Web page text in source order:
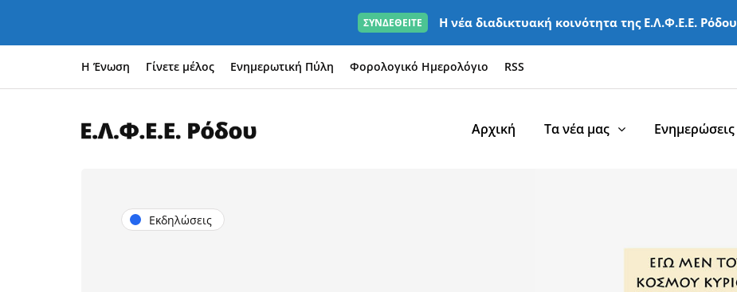
ΣΥΝΔΕΘΕΙΤΕ Η νέα διαδικτυακή κοινότητα της Ε.Λ.Φ.Ε.Ε. Ρόδου
Η Ένωση Γίνετε μέλος Ενημερωτική Πύλη Φορολογικό Ημερολόγιο RSS
Αρχική Τα νέα μας Ενημερώσεις
Εκδηλώσεις